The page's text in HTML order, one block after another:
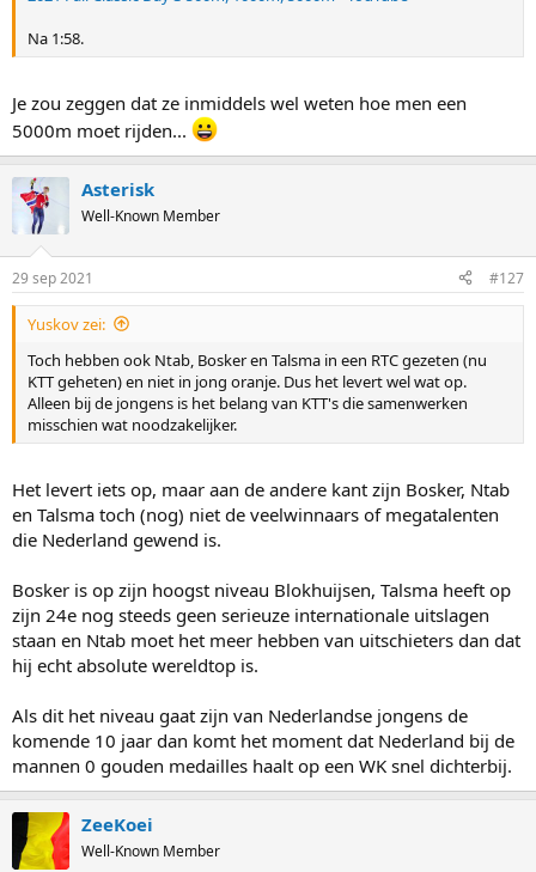
Na 1:58.
Je zou zeggen dat ze inmiddels wel weten hoe men een
5000m moet rijden...
Asterisk
Well-Known Member
29 sep 2021 #127
Yuskov zei:
Toch hebben ook Ntab, Bosker en Talsma in een RTC gezeten (nu
KTT geheten) en niet in jong oranje. Dus het levert wel wat op.
Alleen bij de jongens is het belang van KTT's die samenwerken
misschien wat noodzakelijker.
Het levert iets op, maar aan de andere kant zijn Bosker, Ntab
en Talsma toch (nog) niet de veelwinnaars of megatalenten
die Nederland gewend is.
Bosker is op zijn hoogst niveau Blokhuijsen, Talsma heeft op
zijn 24e nog steeds geen serieuze internationale uitslagen
staan en Ntab moet het meer hebben van uitschieters dan dat
hij echt absolute wereldtop is.
Als dit het niveau gaat zijn van Nederlandse jongens de
komende 10 jaar dan komt het moment dat Nederland bij de
mannen 0 gouden medailles haalt op een WK snel dichterbij.
ZeeKoei
Well-Known Member